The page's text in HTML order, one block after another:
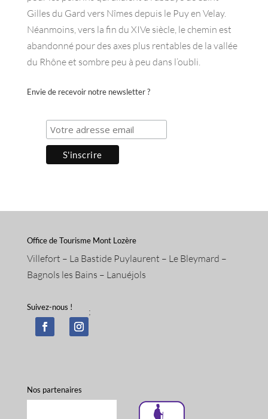
Gilles du Gard vers Nîmes depuis le Puy en Velay.
Néanmoins, vers la fin du XIVe siècle, le chemin est
abandonné pour des axes plus rentables de la vallée
du Rhône et sombre peu à peu dans l’oubli.
Envie de recevoir notre newsletter ?
Office de Tourisme Mont Lozère
Villefort – La Bastide Puylaurent – Le Bleymard –
Bagnols les Bains – Lanuéjols
Suivez-nous ! ;
Nos partenaires